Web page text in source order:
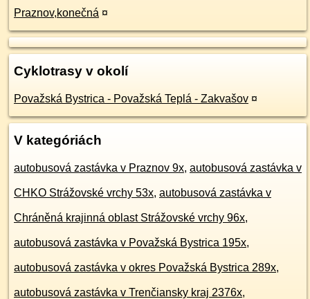
Praznov,konečná ¤
Cyklotrasy v okolí
Považská Bystrica - Považská Teplá - Zakvašov ¤
V kategóriách
autobusová zastávka v Praznov 9x, autobusová zastávka v
CHKO Strážovské vrchy 53x, autobusová zastávka v
Chráněná krajinná oblast Strážovské vrchy 96x,
autobusová zastávka v Považská Bystrica 195x,
autobusová zastávka v okres Považská Bystrica 289x,
autobusová zastávka v Trenčiansky kraj 2376x,